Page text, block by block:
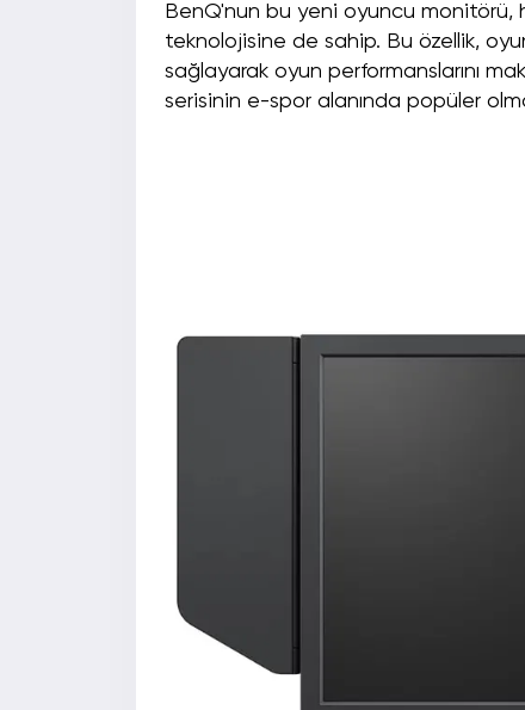
BenQ'nun bu yeni oyuncu monitörü,
teknolojisine de sahip. Bu özellik,
sağlayarak oyun performanslarını
serisinin e-spor alanında popüler